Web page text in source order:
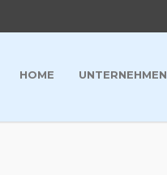
HOME UNTERNEHMEN